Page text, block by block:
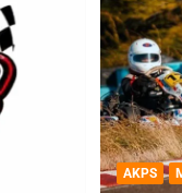
AKPS